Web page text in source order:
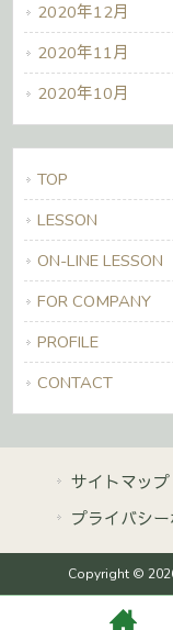
2020年12月
2020年11月
2020年10月
TOP
LESSON
ON-LINE LESSON
FOR COMPANY
PROFILE
CONTACT
サイトマップ
プライバシ
Copyright ©